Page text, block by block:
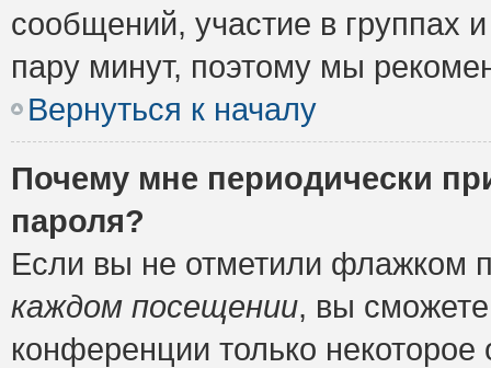
сообщений, участие в группах
пару минут, поэтому мы
Вернуться к началу
Почему мне периодически
пароля?
Если вы не отметили флажком
каждом посещении, вы
конференции только